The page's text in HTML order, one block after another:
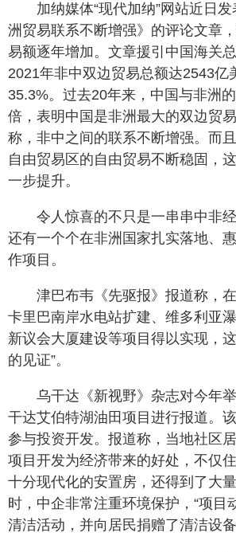
加纳媒体“现代加纳”网站近日
洲贸易联系不断增强》的评论文章
易额逐年增加。文章援引中国海关
2021年非中双边贸易总额达2543亿
35.3%。过去20年来，中国与非洲
倍，表明中国是非洲最大的双边贸
称，非中之间的联系不断增强。而
自由贸易区的自由贸易不断稳固，
一步提升。
令人惊喜的不只是一串串中非
还有一个个在非洲国家扎实落地、
作项目。
津巴布韦《先驱报》报道称，
卡里巴南岸水电站扩建、维多利亚
新议会大厦建设等项目得以实现，
的见证”。
乌干达《新视野》杂志对今年
干达艾伯特湖油田项目进行报道。
参与投资开发。报道称，当地社区
项目开发为经济带来的好处，不仅
十分现代化的安置房，还得到了大
时，中企非常注重环境保护，“项目
清洁活动，并向居民捐赠了清洁设备